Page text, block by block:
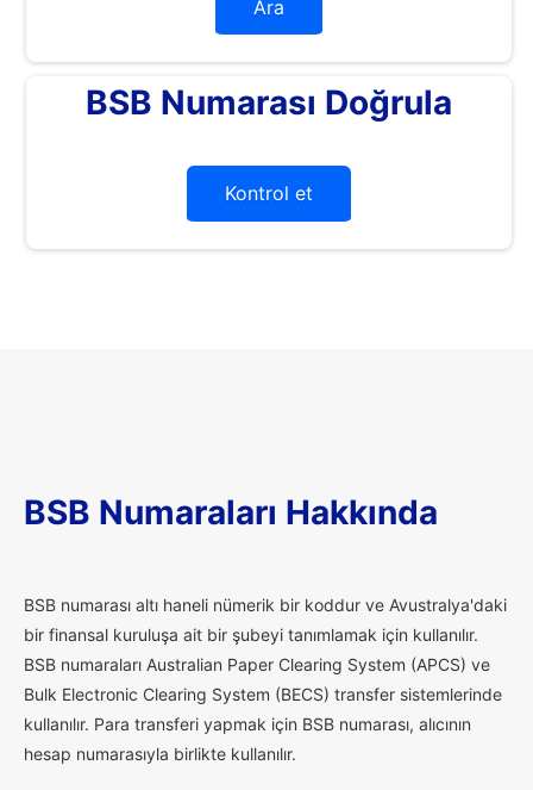
Ara
BSB Numarası Doğrula
Kontrol et
BSB Numaraları Hakkında
BSB numarası altı haneli nümerik bir koddur ve Avustralya'daki
bir finansal kuruluşa ait bir şubeyi tanımlamak için kullanılır.
BSB numaraları Australian Paper Clearing System (APCS) ve
Bulk Electronic Clearing System (BECS) transfer sistemlerinde
kullanılır. Para transferi yapmak için BSB numarası, alıcının
hesap numarasıyla birlikte kullanılır.